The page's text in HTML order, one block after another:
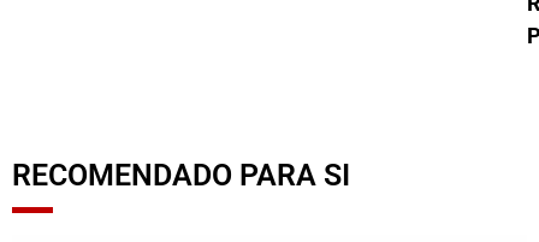
RECOMENDADO PARA SI